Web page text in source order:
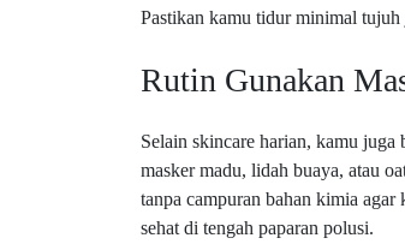
Pastikan kamu tidur minimal tujuh
Rutin Gunakan
Selain skincare harian, kamu
masker madu, lidah buaya, atau
tanpa campuran bahan kimia
sehat di tengah paparan polusi.